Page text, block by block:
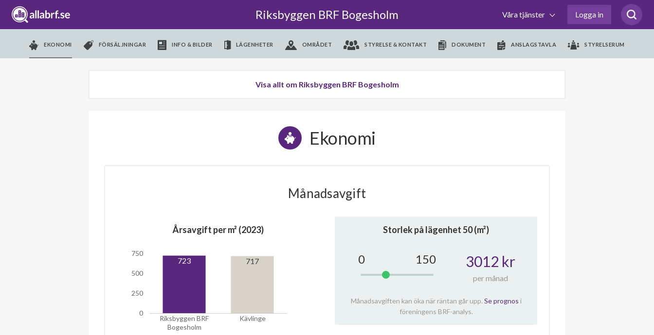
Riksbyggen BRF Bogesholm Våra tjänster Logga in
EKONOMI FÖRSÄLJNINGAR INFO & BILDER LÄGENHETER OMRÅDET STYRELSE & KONTAKT DOKUMENT ANSLAGSTAVLA STYRELSERUM
Visa allt om Riksbyggen BRF Bogesholm
Ekonomi
Månadsavgift
Årsavgift per m² (2023)
Riksbyggen BRF
Bogesholm
Kävlinge
0
250
500
750
723 717
Storlek på lägenhet50(m²)
0 150 3012 kr
per månad
Månadsavgiften kan öka när räntan går upp. Se prognos i
föreningens BRF-analys.